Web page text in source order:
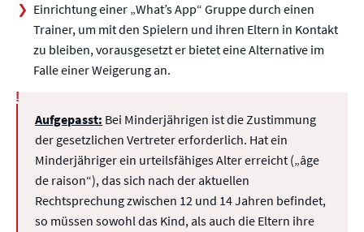
Einrichtung einer „What’s App“ Gruppe durch einen
Trainer, um mit den Spielern und ihren Eltern in Kontakt
zu bleiben, vorausgesetzt er bietet eine Alternative im
Falle einer Weigerung an.
Aufgepasst: Bei Minderjährigen ist die Zustimmung
der gesetzlichen Vertreter erforderlich. Hat ein
Minderjähriger ein urteilsfähiges Alter erreicht („âge
de raison“), das sich nach der aktuellen
Rechtsprechung zwischen 12 und 14 Jahren befindet,
so müssen sowohl das Kind, als auch die Eltern ihre